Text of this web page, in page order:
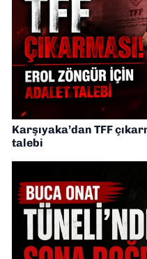
Karşıyaka’dan TFF
talebi